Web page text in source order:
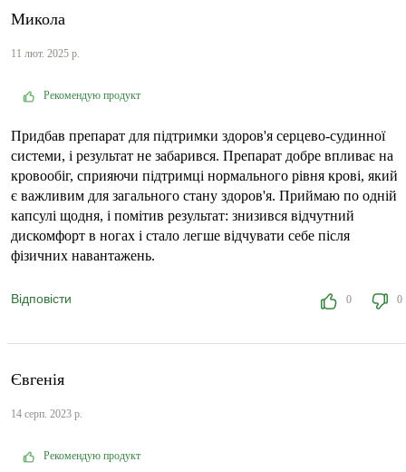
Микола
11 лют. 2025 р.
Рекомендую продукт
Придбав препарат для підтримки здоров'я серцево-судинної
системи, і результат не забарився. Препарат добре впливає на
кровообіг, сприяючи підтримці нормального рівня крові, який
є важливим для загального стану здоров'я. Приймаю по одній
капсулі щодня, і помітив результат: знизився відчутний
дискомфорт в ногах і стало легше відчувати себе після
фізичних навантажень.
Відповісти 0 0
Євгенія
14 серп. 2023 р.
Рекомендую продукт